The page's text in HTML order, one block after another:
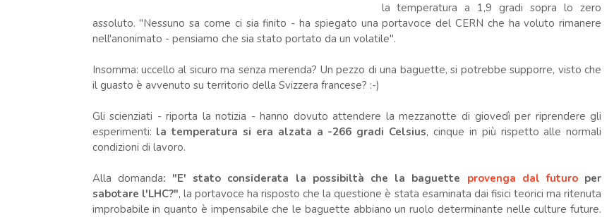
la temperatura a 1,9 gradi sopra lo zero
assoluto. "Nessuno sa come ci sia finito - ha spiegato una portavoce del CERN che ha voluto rimanere
nell'anonimato - pensiamo che sia stato portato da un volatile".
Insomma: uccello al sicuro ma senza merenda? Un pezzo di una baguette, si potrebbe supporre, visto che
il guasto è avvenuto su territorio della Svizzera francese? :-)
Gli scienziati - riporta la notizia - hanno dovuto attendere la mezzanotte di giovedì per riprendere gli
esperimenti: la temperatura si era alzata a -266 gradi Celsius, cinque in più rispetto alle normali
condizioni di lavoro.
Alla domanda: "E' stato considerata la possibiltà che la baguette provenga dal futuro per
sabotare l'LHC?", la portavoce ha risposto che la questione è stata esaminata dai fisici teorici ma ritenuta
improbabile in quanto è impensabile che le baguette abbiano un ruolo determinante nelle culture future.